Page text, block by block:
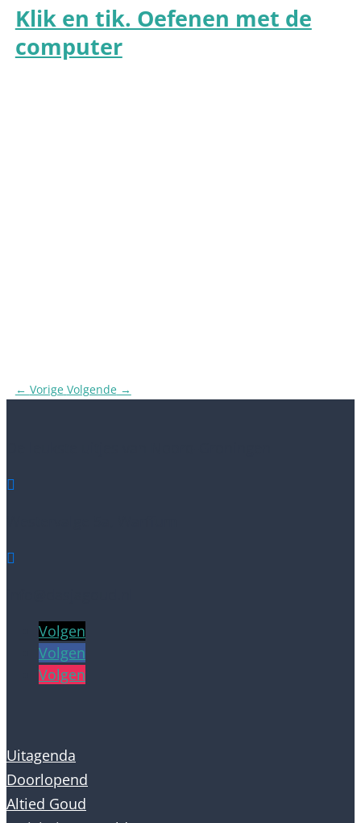
Klik en tik. Oefenen met de
computer
← Vorige Volgende→


Volgen
Volgen
Volgen
Uitagenda
Doorlopend
Altied Goud